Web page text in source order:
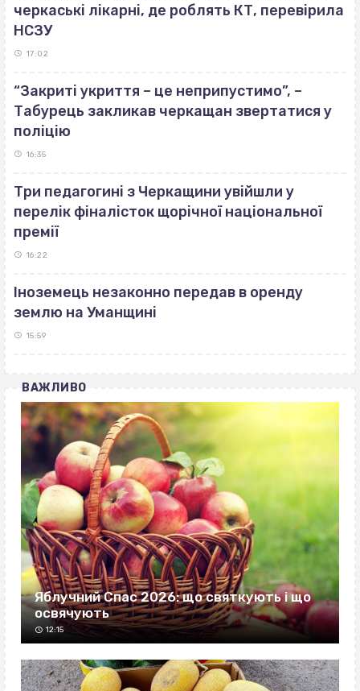
черкаські лікарні, де роблять КТ, перевірила
НСЗУ
17:02
“Закриті укриття – це неприпустимо”, –
Табурець закликав черкащан звертатися у
поліцію
16:35
Три педагогині з Черкащини увійшли у
перелік фіналісток щорічної національної
премії
16:22
Іноземець незаконно передав в оренду
землю на Уманщині
15:59
ВАЖЛИВО
Яблучний Спас 2026: що святкують і що
освячують
12:15